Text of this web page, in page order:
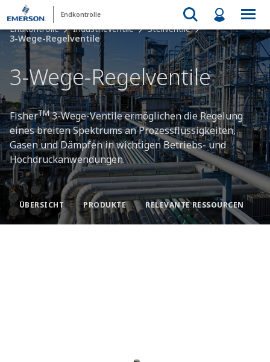
Endkontrolle
Endkontrolle Industrieventile
Stellventile
3-Wege-Regelventile
3-Wege-Regelventile
FisherTM3-Wege-Ventile ermöglichen die Regelung
eines breiten Spektrums an Prozessflüssigkeiten,
Gasen und Dämpfen in wichtigen Betriebs- und
Hochdruckanwendungen.
ÜBERSICHT PRODUKTE RELEVANTE RESSOURCEN